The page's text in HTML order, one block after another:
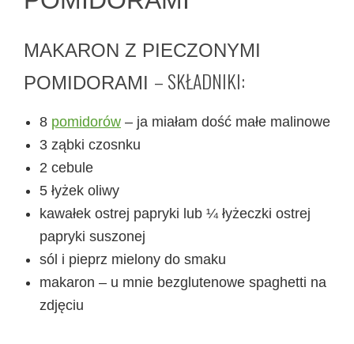
MAKARON Z PIECZONYMI
POMIDORAMI – SKŁADNIKI:
8 pomidorów – ja miałam dość małe malinowe
3 ząbki czosnku
2 cebule
5 łyżek oliwy
kawałek ostrej papryki lub ¼ łyżeczki ostrej
papryki suszonej
sól i pieprz mielony do smaku
makaron – u mnie bezglutenowe spaghetti na
zdjęciu